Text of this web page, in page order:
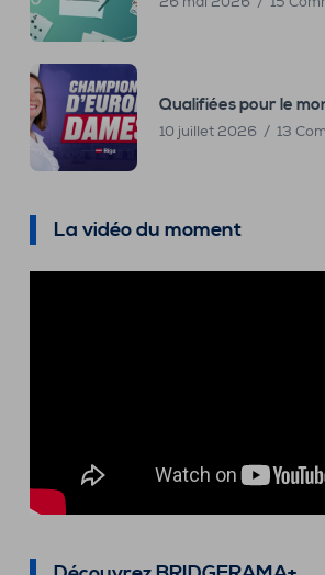
Qualifiées pour le
10 juillet 2026 13
La vidéo du moment